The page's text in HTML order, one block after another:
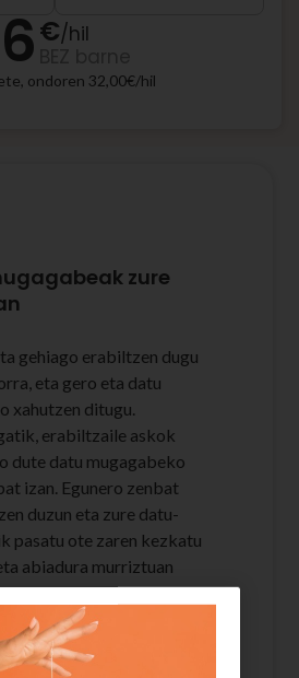
€/hil
ondoren 32,00€/hil
zure
gehiago erabiltzen dugu
eta gero eta datu
xahutzen ditugu.
erabiltzaile askok
dute datu mugagabeko
izan. Egunero zenbat
duzun eta zure datu-
pasatu ote zaren kezkatu
abiadura murriztuan
beharrik gabe.
giga mugagabeen
den-dena daukazu.